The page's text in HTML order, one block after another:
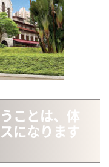
ことは、体
になります